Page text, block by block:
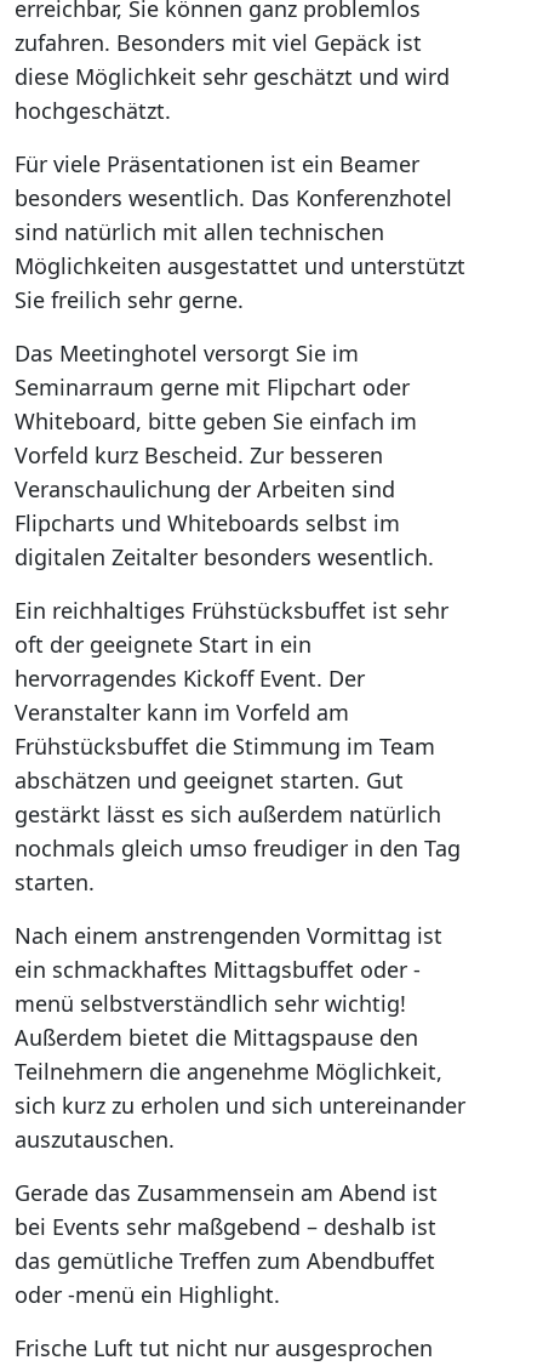
erreichbar, Sie können ganz problemlos
zufahren. Besonders mit viel Gepäck ist
diese Möglichkeit sehr geschätzt und wird
hochgeschätzt.
Für viele Präsentationen ist ein Beamer
besonders wesentlich. Das Konferenzhotel
sind natürlich mit allen technischen
Möglichkeiten ausgestattet und unterstützt
Sie freilich sehr gerne.
Das Meetinghotel versorgt Sie im
Seminarraum gerne mit Flipchart oder
Whiteboard, bitte geben Sie einfach im
Vorfeld kurz Bescheid. Zur besseren
Veranschaulichung der Arbeiten sind
Flipcharts und Whiteboards selbst im
digitalen Zeitalter besonders wesentlich.
Ein reichhaltiges Frühstücksbuffet ist sehr
oft der geeignete Start in ein
hervorragendes Kickoff Event. Der
Veranstalter kann im Vorfeld am
Frühstücksbuffet die Stimmung im Team
abschätzen und geeignet starten. Gut
gestärkt lässt es sich außerdem natürlich
nochmals gleich umso freudiger in den Tag
starten.
Nach einem anstrengenden Vormittag ist
ein schmackhaftes Mittagsbuffet oder -
menü selbstverständlich sehr wichtig!
Außerdem bietet die Mittagspause den
Teilnehmern die angenehme Möglichkeit,
sich kurz zu erholen und sich untereinander
auszutauschen.
Gerade das Zusammensein am Abend ist
bei Events sehr maßgebend – deshalb ist
das gemütliche Treffen zum Abendbuffet
oder -menü ein Highlight.
Frische Luft tut nicht nur ausgesprochen